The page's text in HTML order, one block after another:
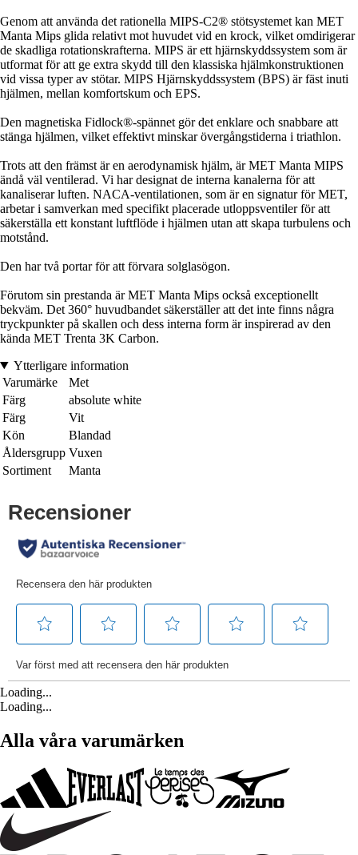
Genom att använda det rationella MIPS-C2® stötsystemet kan MET
Manta Mips glida relativt mot huvudet vid en krock, vilket omdirigerar
de skadliga rotationskrafterna. MIPS är ett hjärnskyddssystem som är
utformat för att ge extra skydd till den klassiska hjälmkonstruktionen
vid vissa typer av stötar. MIPS Hjärnskyddssystem (BPS) är fäst inuti
hjälmen, mellan komfortskum och EPS.
Den magnetiska Fidlock®-spännet gör det enklare och snabbare att
stänga hjälmen, vilket effektivt minskar övergångstiderna i triathlon.
Trots att den främst är en aerodynamisk hjälm, är MET Manta MIPS
ändå väl ventilerad. Vi har designat de interna kanalerna för att
kanaliserar luften. NACA-ventilationen, som är en signatur för MET,
arbetar i samverkan med specifikt placerade utloppsventiler för att
säkerställa ett konstant luftflöde i hjälmen utan att skapa turbulens och
motstånd.
Den har två portar för att förvara solglasögon.
Förutom sin prestanda är MET Manta Mips också exceptionellt
bekväm. Det 360° huvudbandet säkerställer att det inte finns några
tryckpunkter på skallen och dess interna form är inspirerad av den
kända MET Trenta 3K Carbon.
Ytterligare information
Varumärke
Met
Färg
absolute white
Färg
Vit
Kön
Blandad
Åldersgrupp Vuxen
Sortiment
Manta
Loading...
Loading...
Alla våra varumärken